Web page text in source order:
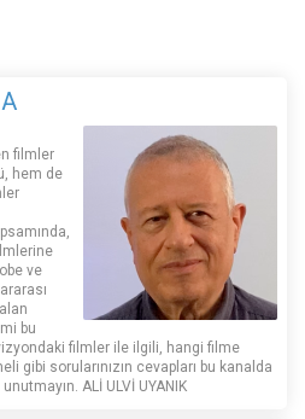
filmler
hem de
ve
bu
filmler ile ilgili, hangi filme
gibi sorularınızın cevapları bu kanalda
ALİ ULVİ UYANIK